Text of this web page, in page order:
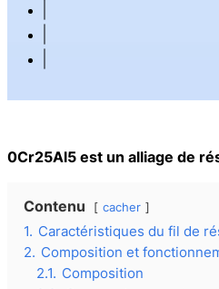
0Cr25Al5 est un alliage de
Contenu cacher
1. Caractéristiques du fil de
2. Composition et
2.1. Composition